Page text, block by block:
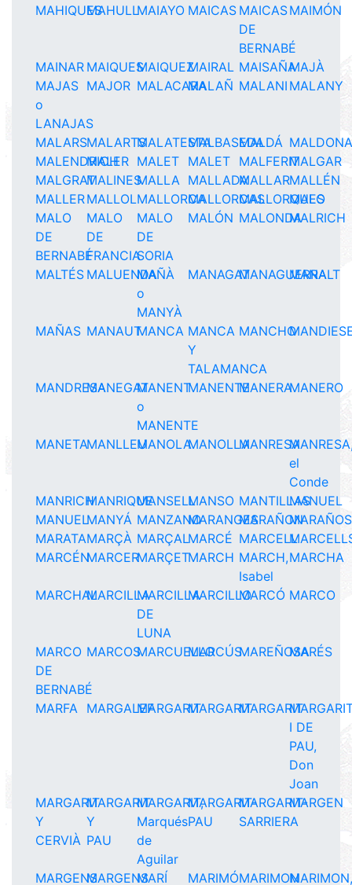
MAHIQUESMAHULLMAIAYO MAICAS MAICAS
DE
BERNABÉ
MAIMÓN
MAINAR MAIQUESMAIQUEZMAIRAL MAISAÑAMAJÀ
MAJAS
o
LANAJAS
MAJOR MALACARAMALAÑ MALANI MALANY
MALARSMALARTSMALATESTAMALBASEDA
MALDÁ
MALENDRICH
MALER MALET MALET MALFERITMALGAR
MALGRATMALINESMALLA MALLADAMALLARMALLÉN
MALLERMALLOLMALLORCAMALLORCASMALLORQUES
MALO
MALO
DE
BERNABÉ
MALO
DE
FRANCIA
MALO
DE
SORIA
MALÓN MALONDAMALRICH
MALTÉS MALUENDAMAÑÀ
o
MANYÀ
MANAGATMANAGUERRA
MANALT
MAÑAS MANAUTMANCA MANCA
Y
TALAMANCA
MANCHO
MANDRESAMANEGATMANENT
o
MANENTE
MANENTEMANERAMANERO
MANETAMANLLEUMANOLAMANOLLAMANRESA
el
Conde
MANRICHMANRIQUEMANSELLMANSO MANTILLASMANUEL
MANUELMANYÁ MANZANOMARANGESMARAÑON
MARATAMARÇÀ MARÇALMARCÉ MARCELL
MARCÉNMARCERMARÇETMARCH MARCH,
Isabel
MARCHA
MARCHALMARCILLAMARCILLA
DE
LUNA
MARCILLOMARCÓ MARCO
MARCO
DE
BERNABÉ
MARCOSMARCUELLOMARCÚSMAREÑOSAMARÉS
MARFA MARGALEFMARGARITMARGARITMARGARIT
I DE
PAU,
Don
Joan
MARGARIT
Y
CERVIÀ
MARGARIT
Y
PAU
MARGARIT,
Marqués
de
Aguilar
MARGARIT-
PAU
MARGARIT-
SARRIERA
MARGEN
MARGENSMARGENSMARÍ MARIMÓMARIMON